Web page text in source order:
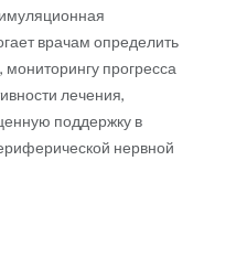
врачам определить
прогресса
лечения,
поддержку в
нервной